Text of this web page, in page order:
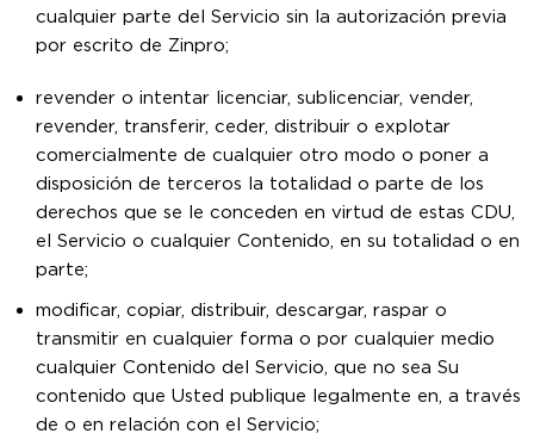
cualquier parte del Servicio sin la autorización previa
por escrito de Zinpro;
revender o intentar licenciar, sublicenciar, vender,
revender, transferir, ceder, distribuir o explotar
comercialmente de cualquier otro modo o poner a
disposición de terceros la totalidad o parte de los
derechos que se le conceden en virtud de estas CDU,
el Servicio o cualquier Contenido, en su totalidad o en
parte;
modificar, copiar, distribuir, descargar, raspar o
transmitir en cualquier forma o por cualquier medio
cualquier Contenido del Servicio, que no sea Su
contenido que Usted publique legalmente en, a través
de o en relación con el Servicio;